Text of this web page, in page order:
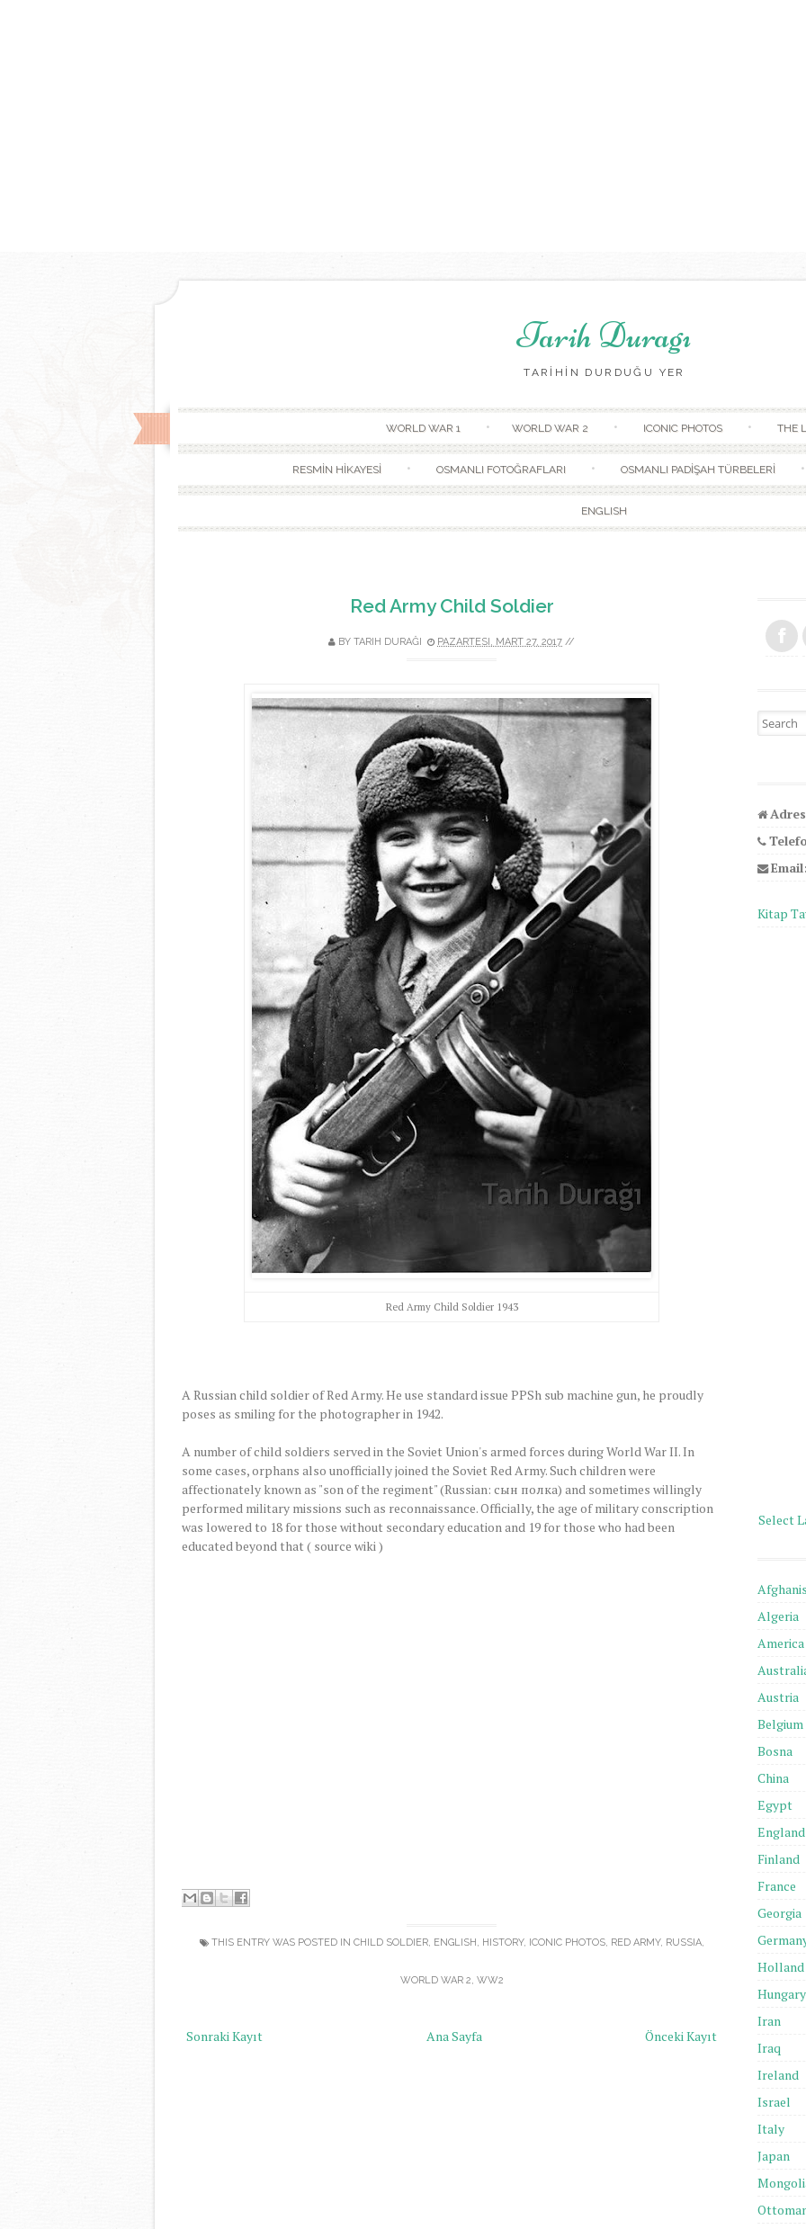
Tarih Duragı
TARİHİN DURDUĞU YER
WORLD WAR 1 WORLD WAR 2 ICONIC PHOTOS THE
RESMİN HİKAYESİ OSMANLI FOTOĞRAFLARI OSMANLI PADİŞAH TÜRBELERİ
ENGLISH
Red Army Child Soldier
BY TARIH DURAĞI PAZARTESI, MART 27, 2017 //
Red Army Child Soldier 1943
A Russian child soldier of Red Army. He use standard issue PPSh sub machine gun, he proudly
poses as smiling for the photographer in 1942.
A number of child soldiers served in the Soviet Union's armed forces during World War II. In
some cases, orphans also unofficially joined the Soviet Red Army. Such children were
affectionately known as "son of the regiment" (Russian: сын полка) and sometimes willingly
performed military missions such as reconnaissance. Officially, the age of military conscription
was lowered to 18 for those without secondary education and 19 for those who had been
educated beyond that ( source wiki )
THIS ENTRY WAS POSTED IN CHILD SOLDIER, ENGLISH HISTORY, ICONIC PHOTOS, RED ARMY, RUSSIA,
WORLD WAR 2 WW2
Sonraki Kayıt Önceki Kayıt
Ana Sayfa
Search
Kitap
Select
Algeria
America
Austria
Belgium
Bosna
China
Egypt
England
Finland
France
Georgia
Holland
Hungary
Iran
Iraq
Ireland
Israel
Italy
Japan